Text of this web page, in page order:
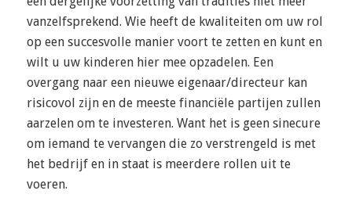
vanzelfsprekend. Wie heeft de kwaliteiten om uw rol
op een succesvolle manier voort te zetten en kunt en
wilt u uw kinderen hier mee opzadelen. Een
overgang naar een nieuwe eigenaar/directeur kan
risicovol zijn en de meeste financiële partijen zullen
aarzelen om te investeren. Want het is geen sinecure
om iemand te vervangen die zo verstrengeld is met
het bedrijf en in staat is meerdere rollen uit te
voeren.